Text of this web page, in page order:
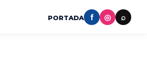
PORTADA f ◎ ⌕